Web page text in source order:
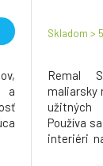
a
Skladom > 5
Remal
maliarsky
užitných
Používa
interiéri